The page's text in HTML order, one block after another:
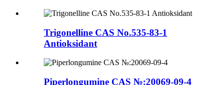
Trigonelline CAS No.535-83-1
Antioksidant
Piperlongumine CAS №:20069-09-4